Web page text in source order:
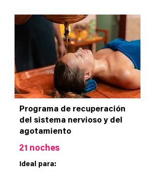
Programa de recuperación
del sistema nervioso y del
agotamiento
21 noches
Ideal para: